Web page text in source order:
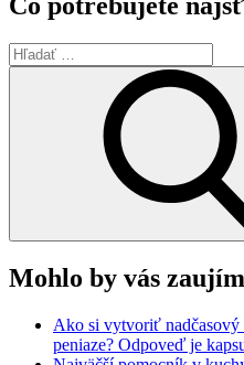
Hľadať:
Mohlo by vás
Ako si vytvoriť nadčasový
peniaze? Odpoveď je